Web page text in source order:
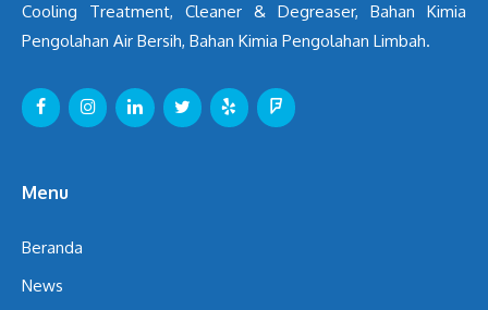
Cooling Treatment, Cleaner & Degreaser, Bahan Kimia
Pengolahan Air Bersih, Bahan Kimia Pengolahan Limbah.
Menu
Beranda
News